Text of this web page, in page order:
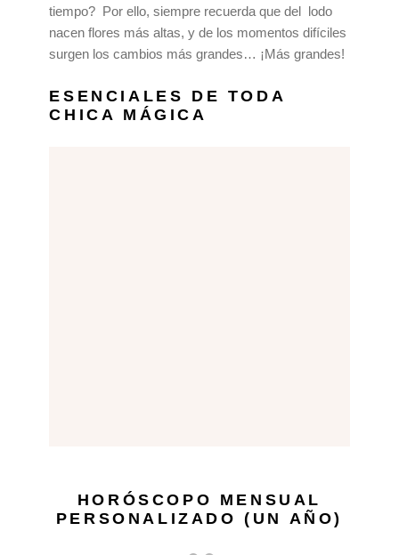
tiempo? Por ello, siempre recuerda que del lodo
nacen flores más altas, y de los momentos difíciles
surgen los cambios más grandes… ¡Más grandes!
ESENCIALES DE TODA
CHICA MÁGICA
HORÓSCOPO MENSUAL
PERSONALIZADO (UN AÑO)